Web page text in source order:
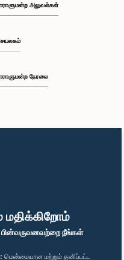
பின்வருவனவற்றை நீங்கள்
மென்மையான மற்றும் தனிப்பட்ட
அலுவல்கள்
நேரலை